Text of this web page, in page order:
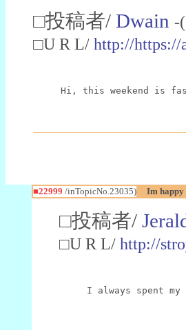
□投稿者/ Dwain -
□U R L/ http://https://
Hi, this weekend is
■22999 /inTopicNo.23035) Im happy
□投稿者/
□U R L/ http://
I always spent